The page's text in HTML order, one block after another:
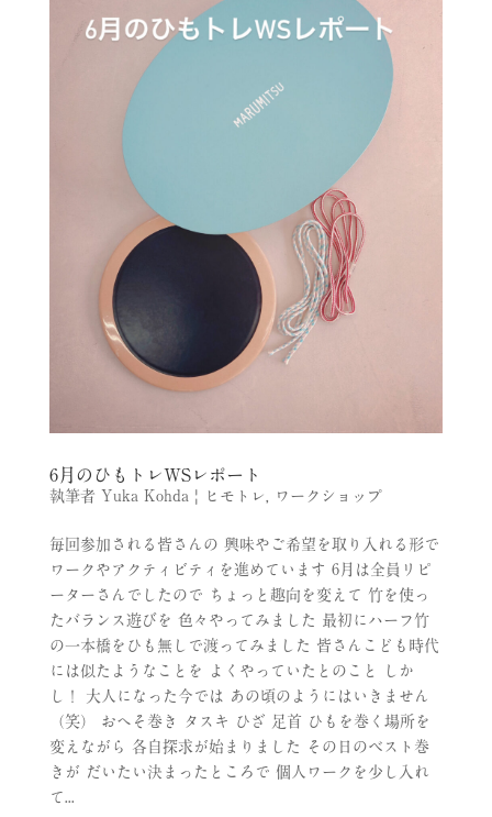
6月のひもトレWSレポート
執筆者 Yuka Kohda | ヒモトレ ワークショップ
毎回参加される皆さんの 興味やご希望を取り入れる形で
ワークやアクティビティを進めています 6月は全員リピ
ーターさんでしたので ちょっと趣向を変えて 竹を使っ
たバランス遊びを 色々やってみました 最初にハーフ竹
の一本橋をひも無しで渡ってみました 皆さんこども時代
には似たようなことを よくやっていたとのこと しか
し！ 大人になった今では あの頃のようにはいきません
（笑） おへそ巻き タスキ ひざ 足首 ひもを巻く場所を
変えながら 各自探求が始まりました その日のベスト巻
きが だいたい決まったところで 個人ワークを少し入れ
て...